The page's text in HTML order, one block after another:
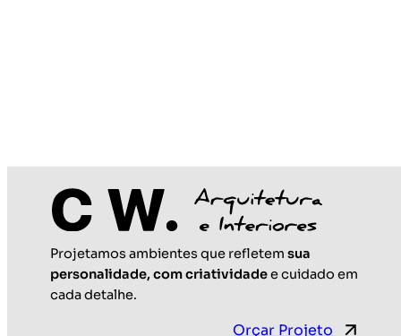
Maio 25, 2026
Projetamos ambientes que refletem sua
personalidade, com criatividadee cuidado em
cada detalhe.
Orçar Projeto